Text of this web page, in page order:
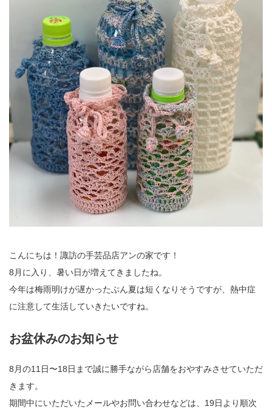
こんにちは！諏訪の手芸品店アンの家です！
8月に入り、暑い日が増えてきましたね。
今年は梅雨明けが遅かったぶん夏は短くなりそうですが、熱中症
に注意して生活していきたいですね。
お盆休みのお知らせ
8月の11日〜18日まで誠に勝手ながら店舗をおやすみさせていただ
きます。
期間中にいただいたメールやお問い合わせなどは、19日より順次